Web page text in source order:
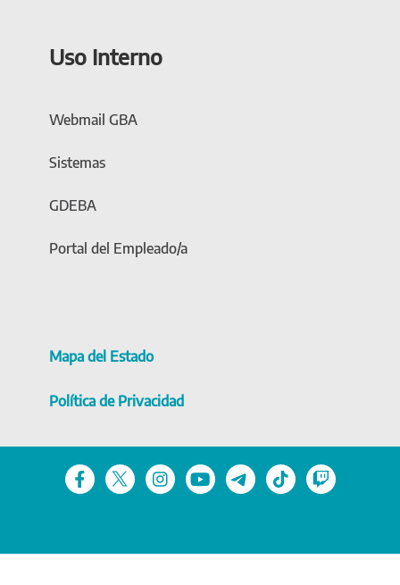
Uso Interno
Webmail GBA
Sistemas
GDEBA
Portal del Empleado/a
Mapa del Estado
Política de Privacidad